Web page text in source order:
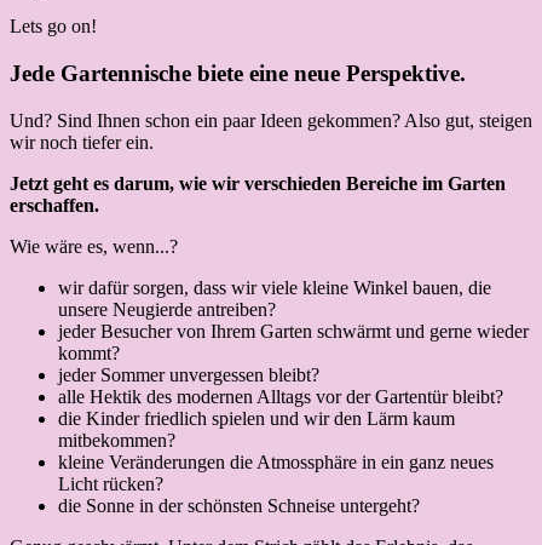
Lets go on!
Jede Gartennische biete eine neue Perspektive.
Und? Sind Ihnen schon ein paar Ideen gekommen? Also gut, steigen
wir noch tiefer ein.
Jetzt geht es darum, wie wir verschieden Bereiche im Garten
erschaffen.
Wie wäre es, wenn...?
wir dafür sorgen, dass wir viele kleine Winkel bauen, die
unsere Neugierde antreiben?
jeder Besucher von Ihrem Garten schwärmt und gerne wieder
kommt?
jeder Sommer unvergessen bleibt?
alle Hektik des modernen Alltags vor der Gartentür bleibt?
die Kinder friedlich spielen und wir den Lärm kaum
mitbekommen?
kleine Veränderungen die Atmossphäre in ein ganz neues
Licht rücken?
die Sonne in der schönsten Schneise untergeht?